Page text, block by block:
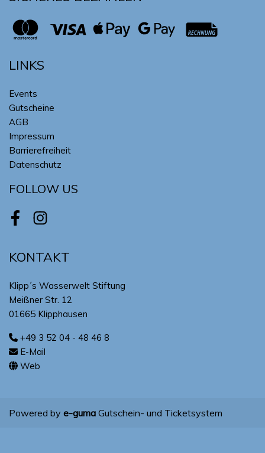
LINKS
Events
Gutscheine
AGB
Impressum
Barrierefreiheit
Datenschutz
FOLLOW US
FacebookInstagram
KONTAKT
Klipp´s Wasserwelt Stiftung
Meißner Str. 12
01665 Klipphausen
+49 3 52 04 - 48 46 8
E-Mail
Web
Powered by e-guma Gutschein- und Ticketsystem